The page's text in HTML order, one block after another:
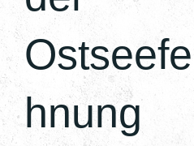
hnung